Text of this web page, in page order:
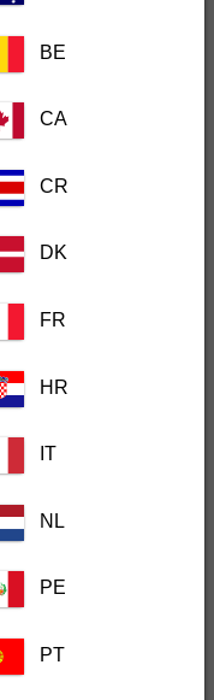
sobre contenido
BE
CA
CR
DK
FR
HR
IT
NL
PE
PT